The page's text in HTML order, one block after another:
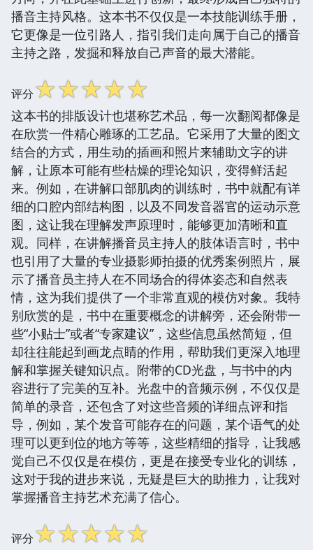
播音主持风格。这本书不仅仅是一本技能训练手册，
它更像是一位引路人，指引我们走向属于自己的播音
主持之路，发掘和释放自己声音的最大潜能。
评分☆☆☆☆☆
这本书的排版设计也堪称艺术品，每一次翻阅都像是
在欣赏一件精心雕琢的工艺品。它采用了大量的图文
结合的方式，用生动的插画和照片来辅助文字的讲
解，让原本可能有些枯燥的理论知识，变得鲜活起
来。例如，在讲解口部肌肉的训练时，书中就配有详
细的口腔内部结构图，以及不同发音器官的运动示意
图，这让我在理解发声原理时，能够更加清晰和直
观。同样，在讲解播音员主持人的肢体语言时，书中
也引用了大量的专业摄影师拍摄的优秀案例照片，展
示了播音员主持人在不同场合的得体姿态和自然表
情，这为我们提供了一个非常直观的模仿对象。我特
别欣赏的是，书中在重要概念的讲解旁，还会附带一
些“小贴士”或者“专家建议”，这些信息虽然简短，但
却往往能起到画龙点睛的作用，帮助我们更深入地理
解和掌握关键知识点。附带的CD光盘，与书中的内
容进行了完美的互补。光盘中的音频示例，不仅仅是
简单的录音，还包含了对这些音频的详细点评和指
导，例如，某个发音可能存在的问题，某个语气的处
理可以更到位的地方等等，这些精细的指导，让我感
觉自己不仅仅是在模仿，更是在接受专业化的训练，
这对于我的进步来说，无疑是巨大的助推力，让我对
掌握播音主持艺术充满了信心。
评分☆☆☆☆☆